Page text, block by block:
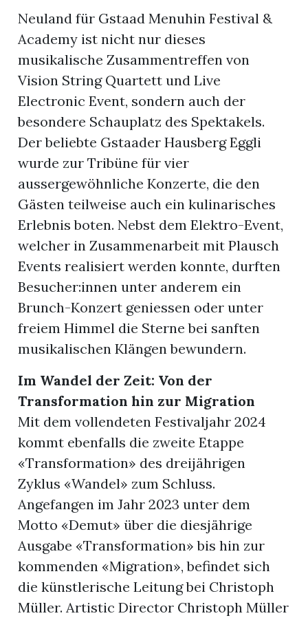
Neuland für Gstaad Menuhin Festival &
Academy ist nicht nur dieses
musikalische Zusammentreffen von
Vision String Quartett und Live
Electronic Event, sondern auch der
besondere Schauplatz des Spektakels.
Der beliebte Gstaader Hausberg Eggli
wurde zur Tribüne für vier
aussergewöhnliche Konzerte, die den
Gästen teilweise auch ein kulinarisches
Erlebnis boten. Nebst dem Elektro-Event,
welcher in Zusammenarbeit mit Plausch
Events realisiert werden konnte, durften
Besucher:innen unter anderem ein
Brunch-Konzert geniessen oder unter
freiem Himmel die Sterne bei sanften
musikalischen Klängen bewundern.
Im Wandel der Zeit: Von der
Transformation hin zur Migration
Mit dem vollendeten Festivaljahr 2024
kommt ebenfalls die zweite Etappe
«Transformation» des dreijährigen
Zyklus «Wandel» zum Schluss.
Angefangen im Jahr 2023 unter dem
Motto «Demut» über die diesjährige
Ausgabe «Transformation» bis hin zur
kommenden «Migration», befindet sich
die künstlerische Leitung bei Christoph
Müller. Artistic Director Christoph Müller